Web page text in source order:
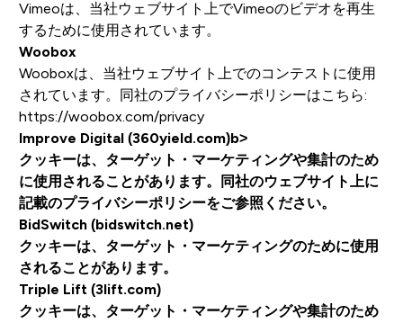
Vimeoは、当社ウェブサイト上でVimeoのビデオを再生
するために使用されています。
Woobox
Wooboxは、当社ウェブサイト上でのコンテストに使用
されています。同社のプライバシーポリシーはこちら:
https://woobox.com/privacy
Improve Digital (360yield.com)b>
クッキーは、ターゲット・マーケティングや集計のため
に使用されることがあります。同社のウェブサイト上に
記載のプライバシーポリシーをご参照ください。
BidSwitch (bidswitch.net)
クッキーは、ターゲット・マーケティングのために使用
されることがあります。
Triple Lift (3lift.com)
クッキーは、ターゲット・マーケティングや集計のため